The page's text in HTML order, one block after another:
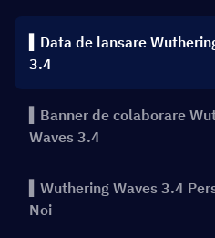
▍Data de lansare
3.4
▍Banner de colaborare
Waves 3.4
▍Wuthering Waves 3.4
Noi